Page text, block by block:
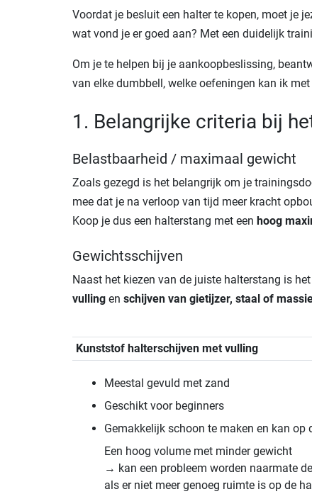
Voordat je besluit een halter te kopen, moet je
wat vond je er goed aan? Met een duidelijk
Om je te helpen bij je aankoopbeslissing,
van elke dumbbell, welke oefeningen kan ik
1. Belangrijke criteria bij
Belastbaarheid / maximaal gewicht
Zoals gezegd is het belangrijk om je
mee dat je na verloop van tijd meer kracht
Koop je dus een halterstang met een hoog
Gewichtsschijven
Naast het kiezen van de juiste halterstang is
vulling en schijven van gietijzer, staal of
Kunststof halterschijven met vulling
Meestal gevuld met zand
Geschikt voor beginners
Gemakkelijk schoon te maken en kan
Een hoog volume met minder gewicht
→ kan een probleem worden naarmate
als er niet meer genoeg ruimte is op de